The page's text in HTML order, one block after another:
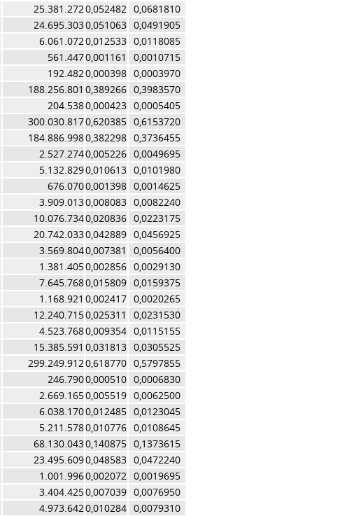
25.381.2720,052482 0,0681810
24.695.3030,051063 0,0491905
6.061.0720,012533 0,0118085
561.4470,001161
0,0010715
192.4820,000398 0,0003970
188.256.801 0,389266 0,3983570
204.5380,000423 0,0005405
300.030.8170,620385 0,6153720
184.886.9980,382298 0,3736455
2.527.2740,005226 0,0049695
5.132.8290,010613 0,0101980
676.0700,001398 0,0014625
3.909.0130,008083 0,0082240
10.076.7340,020836 0,0223175
20.742.0330,042889 0,0456925
3.569.8040,007381
0,0056400
1.381.4050,002856 0,0029130
7.645.7680,015809 0,0159375
1.168.921 0,002417 0,0020265
12.240.7150,025311
0,0231530
4.523.7680,009354 0,0115155
15.385.591 0,031813 0,0305525
299.249.9120,618770 0,5797855
246.7900,000510 0,0006830
2.669.1650,005519 0,0062500
6.038.1700,012485 0,0123045
5.211.5780,010776 0,0108645
68.130.0430,140875 0,1373615
23.495.6090,048583 0,0472240
1.001.9960,002072 0,0019695
3.404.4250,007039 0,0076950
4.973.6420,010284 0,0079310